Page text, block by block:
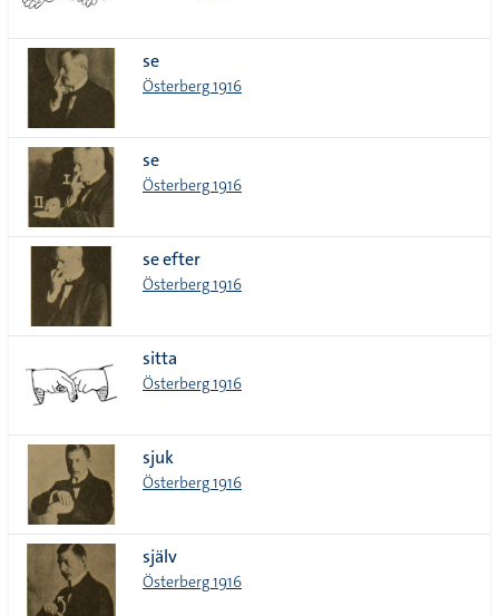
se
Österberg 1916
se
Österberg 1916
se efter
Österberg 1916
sitta
Österberg 1916
sjuk
Österberg 1916
själv
Österberg 1916